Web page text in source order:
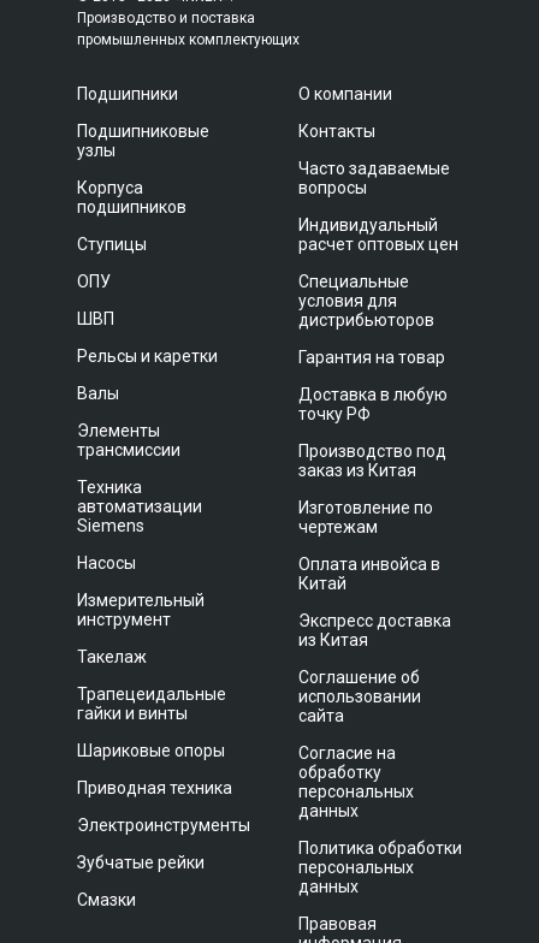
Производство и поставка
промышленных комплектующих
Подшипники
Подшипниковые
узлы
Корпуса
подшипников
Ступицы
ОПУ
ШВП
Рельсы и каретки
Валы
Элементы
трансмиссии
Техника
автоматизации
Siemens
Насосы
Измерительный
инструмент
Такелаж
Трапецеидальные
гайки и винты
Шариковые опоры
Приводная техника
Электроинструменты
Зубчатые рейки
Смазки
О компании
Контакты
Часто задаваемые
вопросы
Индивидуальный
расчет оптовых цен
Специальные
условия для
дистрибьюторов
Гарантия на товар
Доставка в любую
точку РФ
Производство под
заказ из Китая
Изготовление по
чертежам
Оплата инвойса в
Китай
Экспресс доставка
из Китая
Соглашение об
использовании
сайта
Согласие на
обработку
персональных
данных
Политика обработки
персональных
данных
Правовая